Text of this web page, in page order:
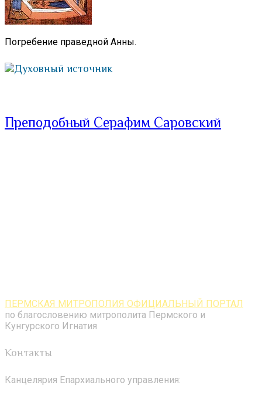
Погребение праведной Анны.
Духовный источник
Преподобный Серафим Саровский
ПЕРМСКАЯ МИТРОПОЛИЯ ОФИЦИАЛЬНЫЙ ПОРТАЛ
по благословению митрополита Пермского и
Кунгурского Игнатия
Контакты
Канцелярия Епархиального управления: